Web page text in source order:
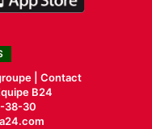
| Contact
B24
38-30